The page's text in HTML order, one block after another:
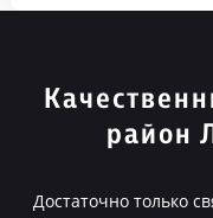
район
Достаточно только